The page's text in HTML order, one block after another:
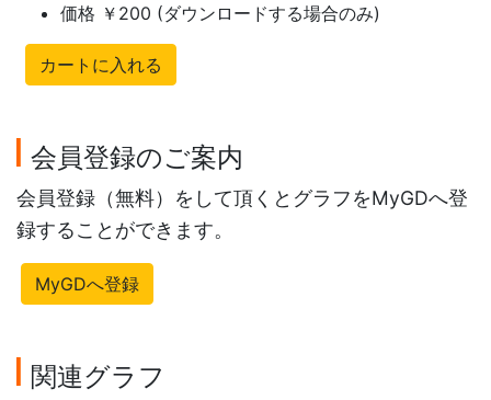
価格 ￥200 (ダウンロードする場合のみ)
カートに入れる
会員登録のご案内
会員登録（無料）をして頂くとグラフをMyGDへ登
録することができます。
MyGDへ登録
関連グラフ